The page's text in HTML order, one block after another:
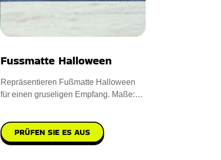
Fussmatte Halloween
Repräsentieren Fußmatte Halloween
für einen gruseligen Empfang. Maße:
PRÜFEN SIE ES AUS